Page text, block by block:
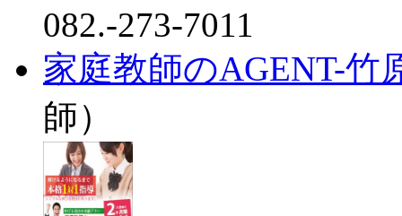
082.-273-7011
家庭教師のAGENT-竹
師）